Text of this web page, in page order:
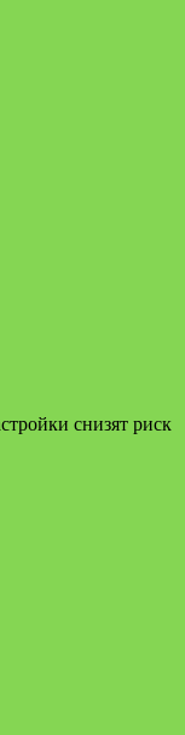
снизят риск